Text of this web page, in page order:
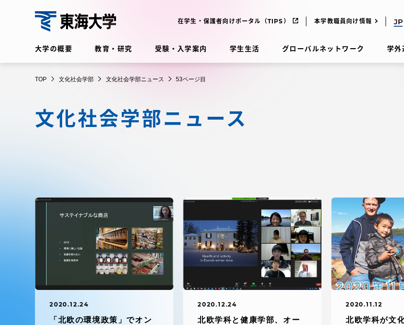
文
会
大学の概要 教育・研究 受験・入学案内 学生生活 グローバルネットワーク 学外
在学生・保護者向けポータル（TIPS） 本学教職員向け情報
TOP 文化社会学部 文化社会学部ニュース 53ページ目
文化社会学部ニュース
2020.12.24
「北欧の環境政策」でオン
2020.12.24
北欧学科と健康学部、オー
2020.11.12
北欧学科が文
在学生・保護者向けポータル
東海大学の障がい学生支援に関
する取り組みについて
東海大学環境憲章
大学院
教育方針
教育システム
デジタルパンフレ
リー
受験イベント